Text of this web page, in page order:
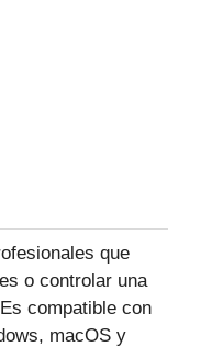
que
o controlar una
compatible con
macOS y